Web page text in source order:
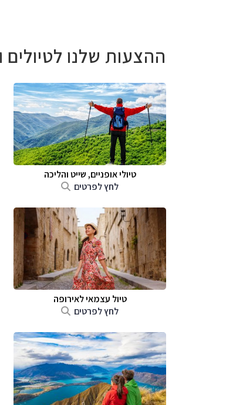
ההצעות שלנו לטיולים
טיולי אופניים, שייט והליכה
לחץ לפרטים
טיול עצמאי לאירופה
לחץ לפרטים